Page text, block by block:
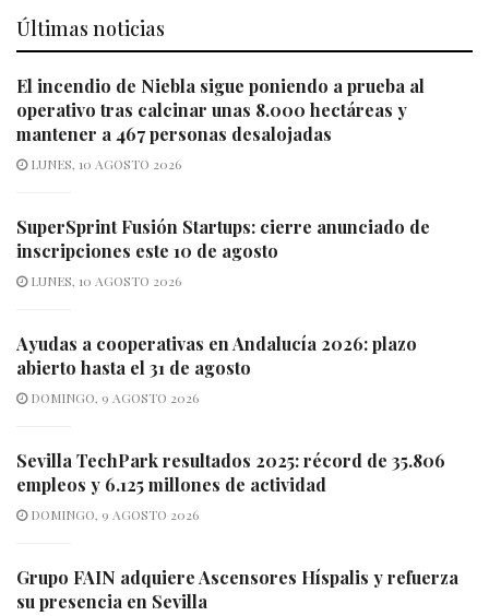
Últimas noticias
El incendio de Niebla sigue poniendo a prueba al
operativo tras calcinar unas 8.000 hectáreas y
mantener a 467 personas desalojadas
LUNES, 10 AGOSTO 2026
SuperSprint Fusión Startups: cierre anunciado de
inscripciones este 10 de agosto
LUNES, 10 AGOSTO 2026
Ayudas a cooperativas en Andalucía 2026: plazo
abierto hasta el 31 de agosto
DOMINGO, 9 AGOSTO 2026
Sevilla TechPark resultados 2025: récord de 35.806
empleos y 6.125 millones de actividad
DOMINGO, 9 AGOSTO 2026
Grupo FAIN adquiere Ascensores Híspalis y refuerza
su presencia en Sevilla